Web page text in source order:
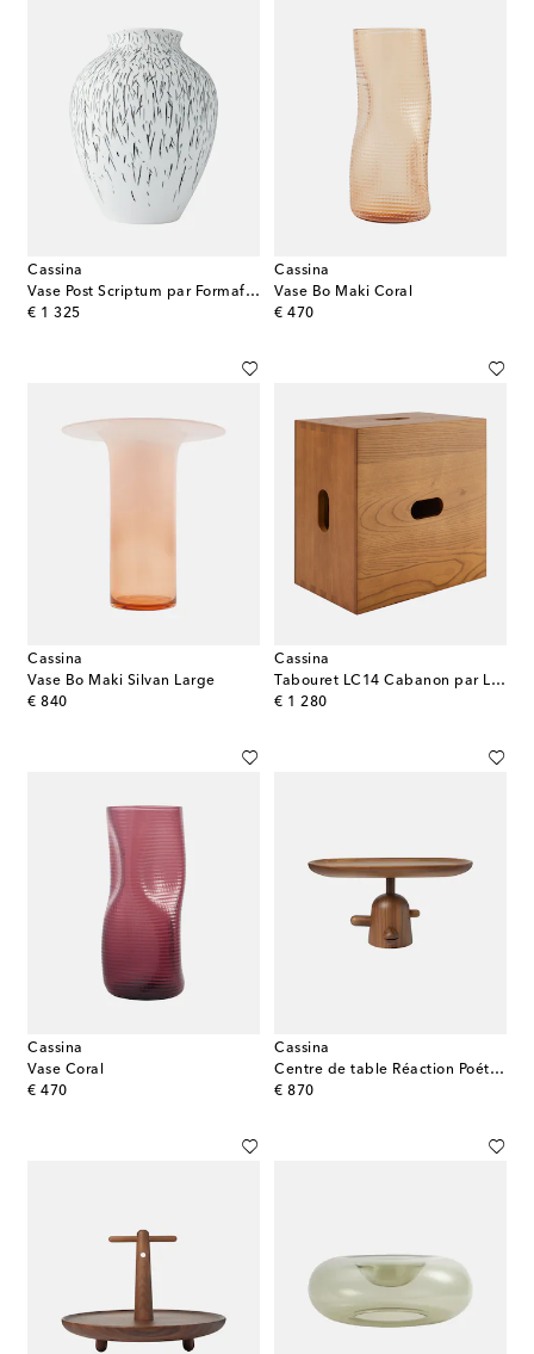
Cassina
Vase Post Scriptum par Formafantasma
€ 1 325
original price
Cassina
Vase Bo Maki Coral
€ 470
original price
Cassina
Vase Bo Maki Silvan Large
€ 840
original price
Cassina
Tabouret LC14 Cabanon par Le Corbusier
€ 1 280
original price
Cassina
Vase Coral
€ 470
original price
Cassina
Centre de table Réaction Poétique Low par Jaime Hayon
€ 870
original price